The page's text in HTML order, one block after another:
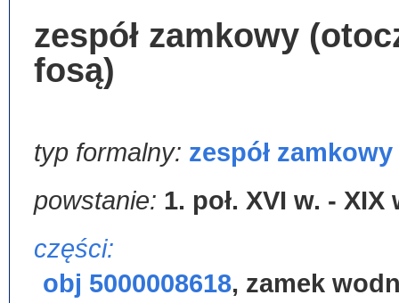
zespół zamkowy
fosą)
typ formalny: zespół zamkowy
powstanie: 1. poł. XVI w. - XIX
części:
obj 5000008618, zamek